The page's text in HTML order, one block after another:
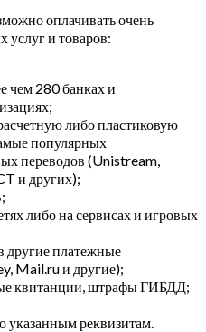
оплачивать очень
услуг и товаров:
чем 280 банках и
либо пластиковую
популярных
переводов (Unistream,
и других);
либо на сервисах и игровых
другие платежные
Mail.ru и другие);
квитанции, штрафы ГИБДД;
указанным реквизитам.